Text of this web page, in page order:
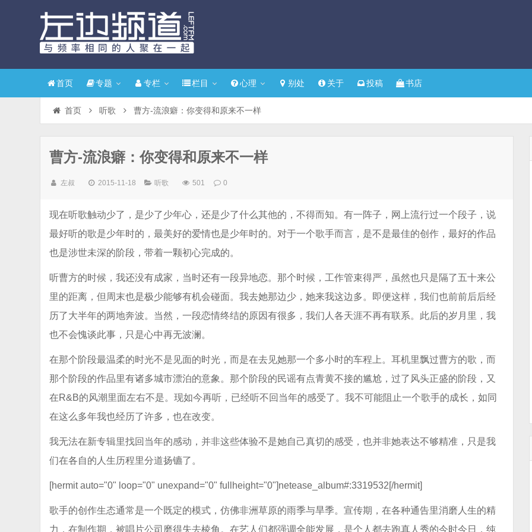
首页 专题 专栏 栏目 心理 别处 关于 投稿 书店
首页 听歌 曹方-流浪癖：你变得和原来不一样
曹方-流浪癖：你变得和原来不一样
左叔 2015-11-18 听歌 501 0
现在听歌触动少了，是少了少年心，还是少了什么其他的，不得而知。有一阵子，网上流行过一个段子，说
最好听的歌是少年时的，最美好的爱情也是少年时的。对于一个歌手而言，是不是最佳的创作，最好的作品
也是涉世未深的阶段，带着一颗初心完成的。
听曹方的时候，我还没有成家，当时还有一段异地恋。那个时候，工作管束得严，虽然也只是隔了五十来公
里的距离，但周末也是极少能够有机会碰面。我去她那边少，她来我这边多。即便这样，我们也前前后后经
历了大半年的两地奔波。当然，一段恋情终结的原因有很多，我们人各天涯不再有联系。此后的岁月里，我
也不会愧谈此事，只是心中再无波澜。
在那个阶段最温柔的时光不是见面的时光，而是在去见她那一个多小时的车程上。耳机里飘过曹方的歌，而
那个阶段的作品里有诸多城市漂泊的意象。那个阶段的民谣有点青黄不接的尴尬，过了风头正盛的阶段，又
在R&B的风潮里面左右不是。现如今再听，已经听不回当年的感受了。我不可能阻止一个歌手的成长，如同
在这么多年我也经历了许多，也在改变。
我无法在新专辑里找回当年的感动，并非这些体验不是她自己真切的感受，也并非她表达不够精准，只是我
们在各自的人生历程里分道扬镳了。
[hermit auto="0" loop="0" unexpand="0" fullheight="0"]netease_album#:3319532[/hermit]
歌手的创作生态通常是一个既定的模式，仿佛非洲草原的雨季与旱季。宣传期，在各种通告里消磨人生的精
力，在制作期，被唱片公司磨得失去棱角。在艺人们都强调全能发展，是个人都去跑真人秀的今时今日，纯